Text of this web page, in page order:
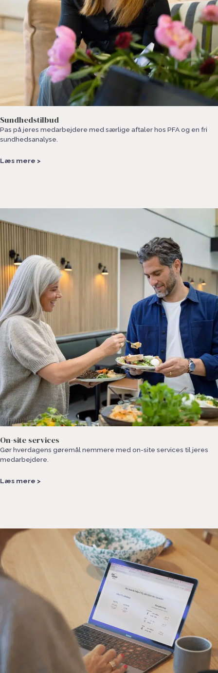
Sundhedstilbud
Pas på jeres medarbejdere med særlige aftaler hos PFA og en fri
sundhedsanalyse.
Læs mere >
On-site services
Gør hverdagens gøremål nemmere med on-site services til jeres
medarbejdere.
Læs mere >